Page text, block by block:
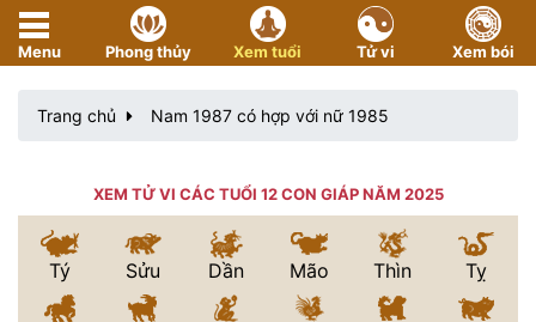
Menu Phong thủy Xem tuổi Tử vi Xem bói
Trang chủ Nam 1987 có hợp với nữ 1985
XEM TỬ VI CÁC TUỔI 12 CON GIÁP NĂM 2025
Tý Sửu Dần Mão Thìn Tỵ